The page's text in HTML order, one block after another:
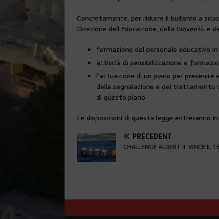
Concretamente, per ridurre il bullismo a
Direzione dell’Educazione, della Gioventù e
formazione del personale educativo
attività di sensibilizzazione e
l’attuazione di un piano per
della segnalazione e del trattamento
di questo piano.
Le disposizioni di questa legge entreranno
PRÉCÉDENT
CHALLENGE ALBERT II: VINCE IL